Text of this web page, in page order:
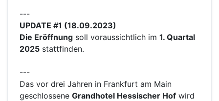
---
UPDATE #1 (18.09.2023)
Die Eröffnung soll voraussichtlich im 1. Quartal
2025 stattfinden.
---
Das vor drei Jahren in Frankfurt am Main
geschlossene Grandhotel Hessischer Hof wird